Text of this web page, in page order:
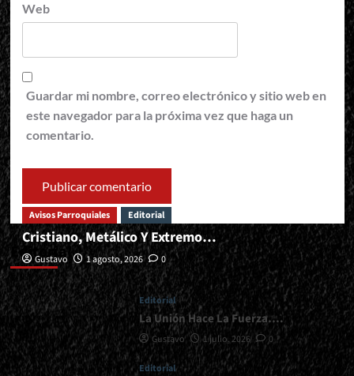
Web
Guardar mi nombre, correo electrónico y sitio web en
este navegador para la próxima vez que haga un
comentario.
Editorial
Avisos Parroquiales Editorial
Cristiano, Metálico Y Extremo…
Gustavo 1 agosto, 2026 0
Editorial
La Unión Hace La Fuerza….
Gustavo 1 julio, 2026 0
Editorial